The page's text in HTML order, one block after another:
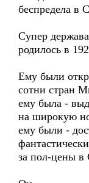
беспредела в
Супер
родилось в
Ему были
сотни стран
ему была -
на широкую
ему были -
за пол-цены